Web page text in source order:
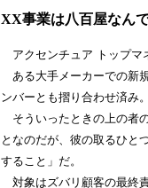
XX事業は八百屋なん
アクセンチュア トップマ
ある大手メーカーでの新
ンバーとも摺り合わせ済み
そういったときの上の者
となのだが、彼の取るひと
すること」だ。
対象はズバリ顧客の最終